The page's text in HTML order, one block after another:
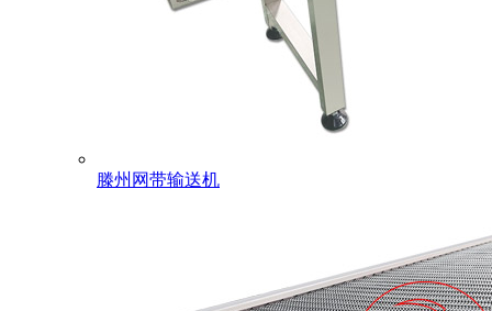
滕州网带输送机